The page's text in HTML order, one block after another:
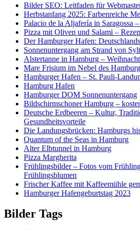
Bilder SEO: Leitfaden für
Herbstanfang 2025: Farbenreiche
Palacio de la Aljafería in Saragossa
Pizza mit Oliven und Salami –
Der Hamburger Hafen:
Sonnenuntergang am Strand von Sylt
Alstertanne in Hamburg –
Mare Frisium im Nebel des
Hamburger Hafen – St. Pauli-
Hamburg Hafen
Hamburger DOM Sonnenuntergang
Bildschirmschoner Hamburg –
Deutsche Erdbeeren – Kultur,
Gesundheitsvorteile
Die Landungsbrücken: Hamburgs
Quantum of the Seas in Hamburg
Alter Elbtunnel in Hamburg
Pizza Margherita
Frühlingsbilder – Fotos vom
Frühlingsblumen
Frischer Kaffee mit Kaffeemühle
Hamburger Hafengeburtstag 2023
Bilder Tags